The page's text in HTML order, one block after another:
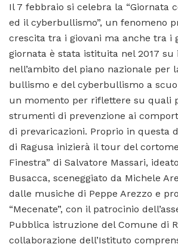
Il 7 febbraio si celebra la “Giornata
ed il cyberbullismo”, un fenomeno
crescita tra i giovani ma anche tra i
giornata è stata istituita nel 2017
nell’ambito del piano nazionale per
bullismo e del cyberbullismo a
un momento per riflettere su quali
strumenti di prevenzione ai
di prevaricazioni. Proprio in questa
di Ragusa inizierà il tour del
Finestra” di Salvatore Massari,
Busacca, sceneggiato da Michele
dalle musiche di Peppe Arezzo e
“Mecenate”, con il patrocinio
Pubblica istruzione del Comune di
collaborazione dell’Istituto